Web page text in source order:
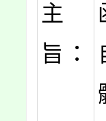
主
旨：